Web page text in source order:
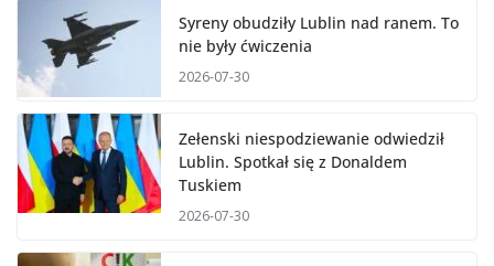
Syreny obudziły Lublin nad ranem. To
nie były ćwiczenia
2026-07-30
Zełenski niespodziewanie odwiedził
Lublin. Spotkał się z Donaldem
Tuskiem
2026-07-30